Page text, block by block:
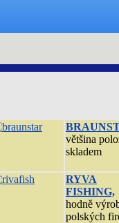
většina
skladem
RYVA
FISHING,
hodně
polských